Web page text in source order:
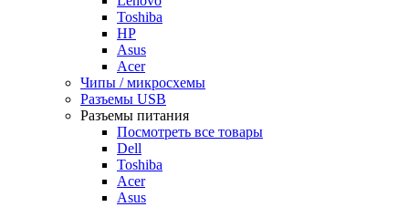
Toshiba
HP
Asus
Acer
Чипы / микросхемы
Разъемы USB
Разъемы питания
Посмотреть все товары
Dell
Toshiba
Acer
Asus